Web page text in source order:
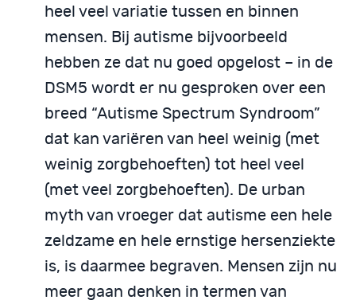
heel veel variatie tussen en binnen
mensen. Bij autisme bijvoorbeeld
hebben ze dat nu goed opgelost – in de
DSM5 wordt er nu gesproken over een
breed “Autisme Spectrum Syndroom”
dat kan variëren van heel weinig (met
weinig zorgbehoeften) tot heel veel
(met veel zorgbehoeften). De urban
myth van vroeger dat autisme een hele
zeldzame en hele ernstige hersenziekte
is, is daarmee begraven. Mensen zijn nu
meer gaan denken in termen van